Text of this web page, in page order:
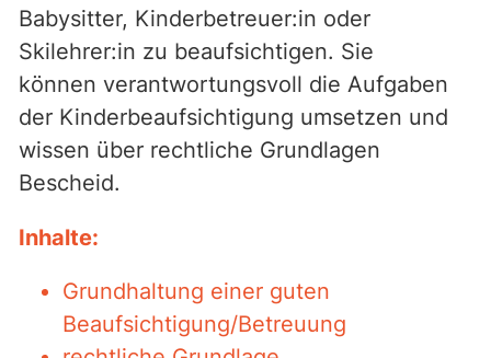
Babysitter, Kinderbetreuer:in oder
Skilehrer:in zu beaufsichtigen. Sie
können verantwortungsvoll die Aufgaben
der Kinderbeaufsichtigung umsetzen und
wissen über rechtliche Grundlagen
Bescheid.
Inhalte:
Grundhaltung einer guten
Beaufsichtigung/Betreuung